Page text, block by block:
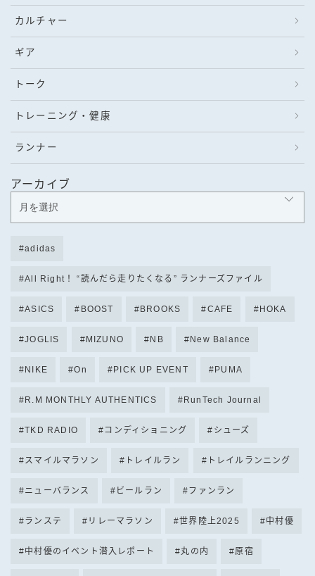
カルチャー
ギア
トーク
トレーニング・健康
ランナー
アーカイブ
adidas
All Right！ “読んだら走りたくなる” ランナーズファイル
ASICS BOOST BROOKS CAFE HOKA
JOGLIS MIZUNO NB New Balance
NIKE On PICK UP EVENT PUMA
R.M MONTHLY AUTHENTICS RunTech Journal
TKD RADIO コンディショニング シューズ
スマイルマラソン トレイルラン トレイルランニング
ニューバランス ビールラン ファンラン
ランステ リレーマラソン 世界陸上2025 中村優
中村優のイベント潜入レポート 丸の内 原宿